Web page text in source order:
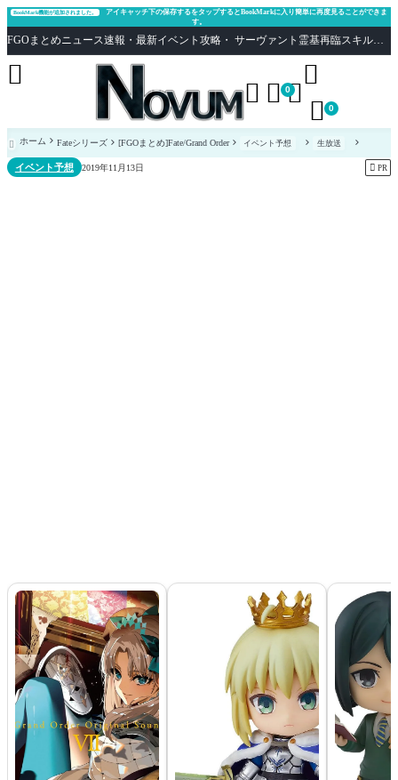
BookMark機能が追加されました。
アイキャッチ下の保存するをタップするとBookMarkに入り簡単に再度見ることができま
す。
FGOまとめニュース速報・最新イベント攻略・ サーヴァント霊基再臨スキル性能評価まとめ Fate/Grand Order
  0

 0

 ホーム Fateシリーズ [FGOまとめ]Fate/Grand Order イベント予想 生放送
イベント予想 2019年11月13日  PR